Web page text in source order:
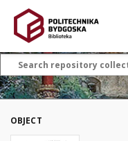
OBJECT